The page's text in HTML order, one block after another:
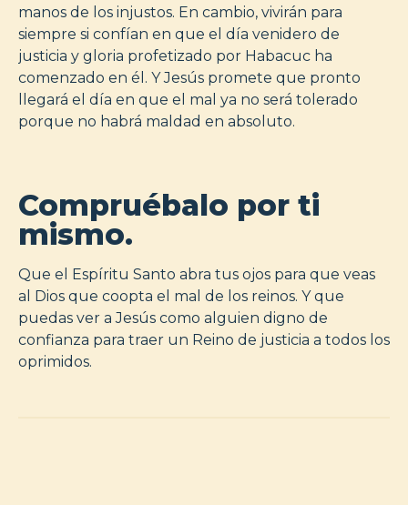
manos de los injustos. En cambio, vivirán para
siempre si confían en que el día venidero de
justicia y gloria profetizado por Habacuc ha
comenzado en él. Y Jesús promete que pronto
llegará el día en que el mal ya no será tolerado
porque no habrá maldad en absoluto.
Compruébalo por ti
mismo.
Que el Espíritu Santo abra tus ojos para que veas
al Dios que coopta el mal de los reinos. Y que
puedas ver a Jesús como alguien digno de
confianza para traer un Reino de justicia a todos los
oprimidos.